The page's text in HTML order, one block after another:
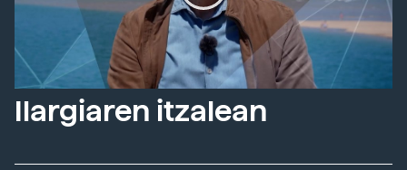
Ilargiaren itzalean